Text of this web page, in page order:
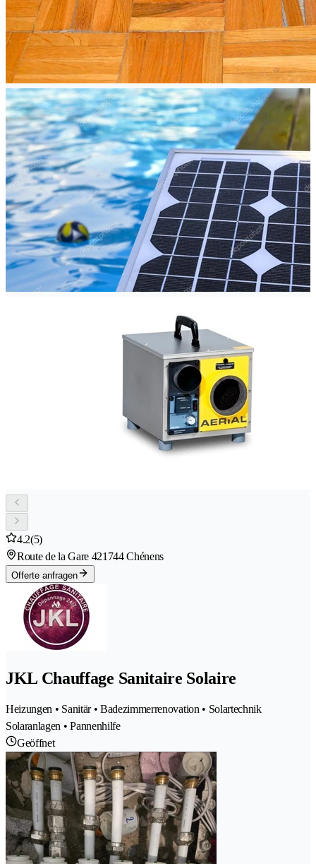
4.2(5)
Route de la Gare 421744 Chénens
Offerte anfragen
JKL Chauffage Sanitaire Solaire
Heizungen • Sanitär • Badezimmerrenovation • Solartechnik
Solaranlagen • Pannenhilfe
Geöffnet